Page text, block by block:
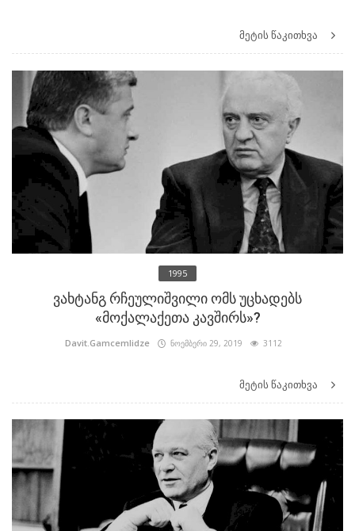
მეტის წაკითხვა
1995
ვახტანგ რჩეულიშვილი ომს უცხადებს
«მოქალაქეთა კავშირს»?
Davit.Gamcemlidze ნოემბერი 29, 2019 3112
მეტის წაკითხვა